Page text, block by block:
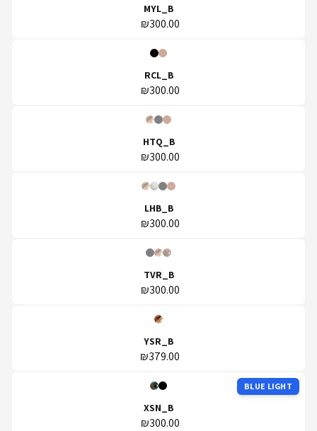
MYL_B
₪300.00
RCL_B
₪300.00
HTQ_B
₪300.00
LHB_B
₪300.00
TVR_B
₪300.00
YSR_B
₪379.00
BLUE LIGHT
XSN_B
₪300.00